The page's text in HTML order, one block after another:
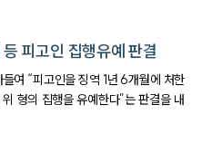
피고인 집행유예 판결
여 “피고인을 징역 1년 6개월에 처한
형의 집행을 유예한다”는 판결을 내